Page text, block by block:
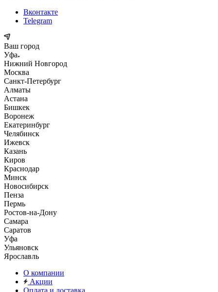
Вконтакте
Telegram
Ваш город
Уфа
Нижний Новгород
Москва
Санкт-Петербург
Алматы
Астана
Бишкек
Воронеж
Екатеринбург
Челябинск
Ижевск
Казань
Киров
Краснодар
Минск
Новосибирск
Пенза
Пермь
Ростов-на-Дону
Самара
Саратов
Уфа
Ульяновск
Ярославль
О компании
Акции
Оплата и доставка